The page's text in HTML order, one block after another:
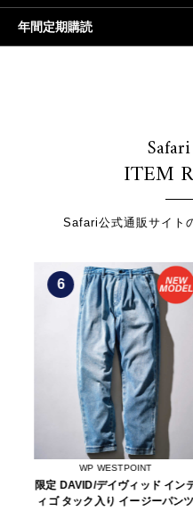
年間定期購読
ITEM
Safari公式通販サイト
6
WP WESTPOINT
限定 DAVID/デイヴィッド インデ
ィゴ タック入り イージーパンツ